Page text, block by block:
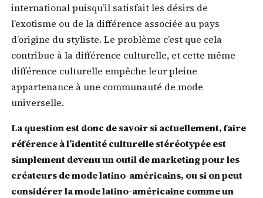
international puisqu’il satisfait les désirs de
l’exotisme ou de la différence associée au pays
d’origine du styliste. Le problème c’est que cela
contribue à la différence culturelle, et cette même
différence culturelle empêche leur pleine
appartenance à une communauté de mode
universelle.
La question est donc de savoir si actuellement, faire
référence à l’identité culturelle stéréotypée est
simplement devenu un outil de marketing pour les
créateurs de mode latino-américains, ou si on peut
considérer la mode latino-américaine comme un